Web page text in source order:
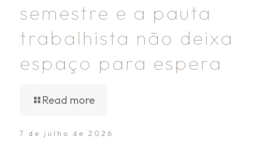
semestre e a pauta
trabalhista não deixa
espaço para espera
Read more
7 de julho de 2026